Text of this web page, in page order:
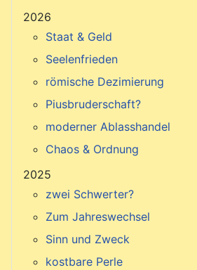
2026
Staat & Geld
Seelenfrieden
römische Dezimierung
Piusbruderschaft?
moderner Ablasshandel
Chaos & Ordnung
2025
zwei Schwerter?
Zum Jahreswechsel
Sinn und Zweck
kostbare Perle